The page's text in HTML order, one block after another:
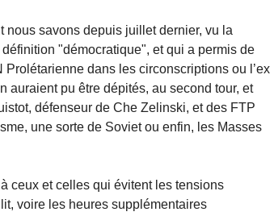
nous savons depuis juillet dernier, vu la
"démocratique", et qui a permis de
dans les circonscriptions ou l’ex
auraient pu être dépités, au second tour, et
défenseur de Che Zelinski, et des FTP
une sorte de Soviet ou enfin, les Masses
ceux et celles qui évitent les tensions
voire les heures supplémentaires